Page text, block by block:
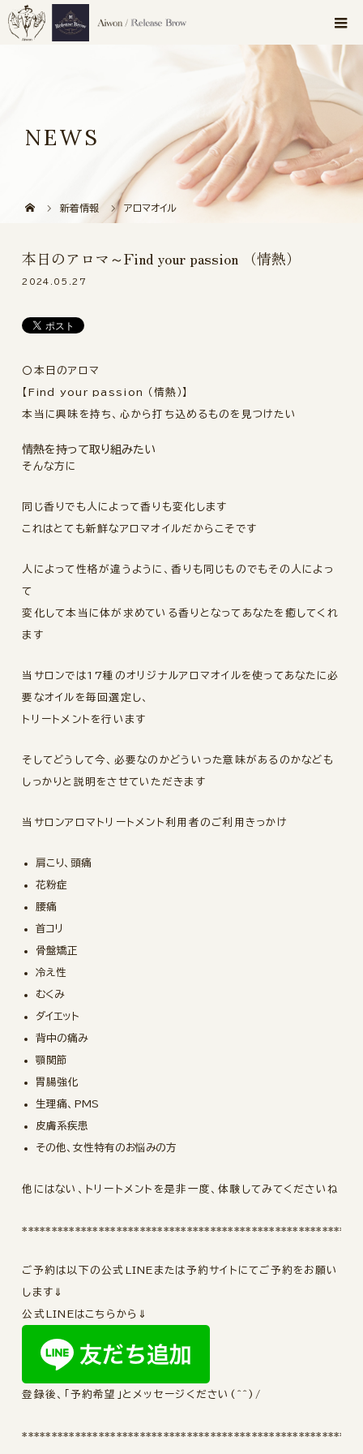
NEWS
新着情報 アロマオイル
本日のアロマ～Find your passion （情熱）
2024.05.27
〇本日のアロマ
【Find your passion （情熱）】
本当に興味を持ち、心から打ち込めるものを見つけたい
情熱を持って取り組みたい
そんな方に
同じ香りでも人によって香りも変化します
これはとても新鮮なアロマオイルだからこそです
人によって性格が違うように、香りも同じものでもその人によっ
て
変化して本当に体が求めている香りとなってあなたを癒してくれ
ます
当サロンでは17種のオリジナルアロマオイルを使ってあなたに必
要なオイルを毎回選定し、
トリートメントを行います
そしてどうして今、必要なのかどういった意味があるのかなども
しっかりと説明をさせていただきます
当サロンアロマトリートメント利用者のご利用きっかけ
肩こり、頭痛
花粉症
腰痛
首コリ
骨盤矯正
冷え性
むくみ
ダイエット
背中の痛み
顎関節
胃腸強化
生理痛、PMS
皮膚系疾患
その他、女性特有のお悩みの方
他にはない、トリートメントを是非一度、体験してみてくださいね
ご予約は以下の公式LINEまたは予約サイトにてご予約をお願い
します⇓
公式LINEはこちらから⇓
登録後、「予約希望」とメッセージください(^^)/
**********************************************************